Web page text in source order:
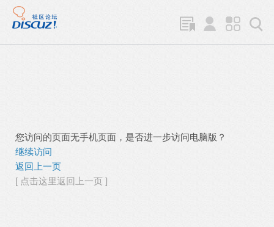
您访问的页面无手机页面，是否进一步访问电脑版？
继续访问
返回上一页
[ 点击这里返回上一页 ]